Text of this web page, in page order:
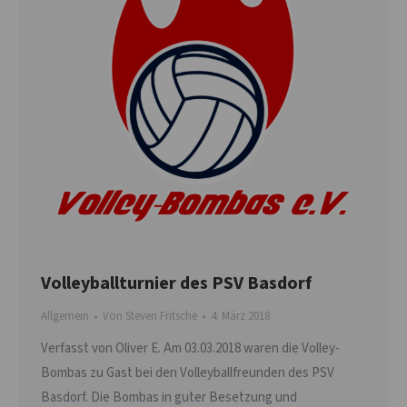
Volleyballturnier des PSV Basdorf
Allgemein Von Steven Fritsche 4. März 2018
Verfasst von Oliver E. Am 03.03.2018 waren die Volley-
Bombas zu Gast bei den Volleyballfreunden des PSV
Basdorf. Die Bombas in guter Besetzung und